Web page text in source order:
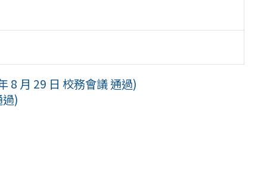
8 月 29 日 校務會議 通過)
)